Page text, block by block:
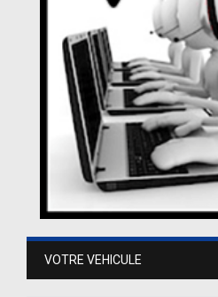
VOTRE VEHICULE